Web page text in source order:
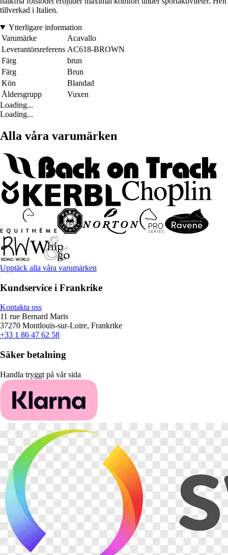
tillverkad i Italien.
Ytterligare information
Varumärke
Acavallo
Leverantörsreferens AC618-BROWN
Färg
brun
Färg
Brun
Kön
Blandad
Åldersgrupp
Vuxen
Loading...
Loading...
Alla våra varumärken
Upptäck alla våra varumärken
Kundservice i Frankrike
Kontakta oss
11 rue Bernard Maris
37270 Montlouis-sur-Loire, Frankrike
+33 1 86 47 62 58
Säker betalning
Handla tryggt på vår sida